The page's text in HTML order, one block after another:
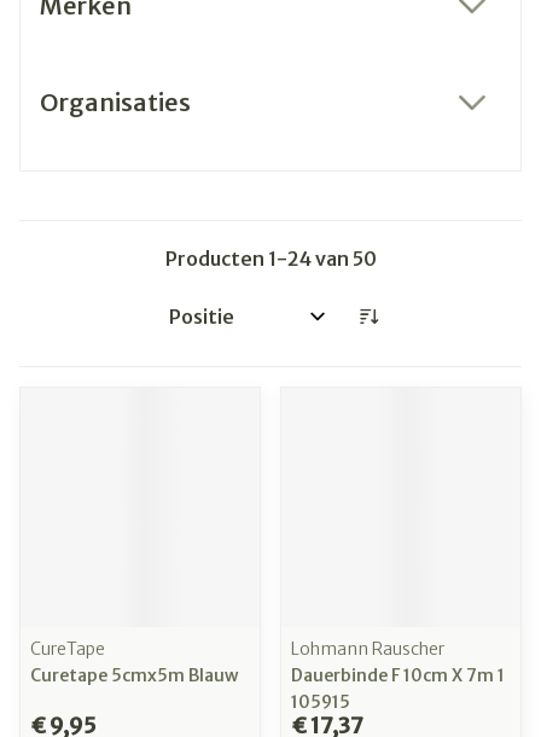
Organisaties
Producten 1-24van 50
Sorteer op:
CureTape
Curetape 5cmx5m Blauw
€ 9,95
Lohmann Rauscher
Dauerbinde F 10cm X 7m 1
105915
€ 17,37